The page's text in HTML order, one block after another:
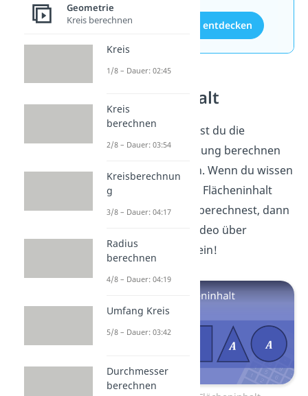
Aufgaben entdecken
Flächeninhalt
Super! Jetzt kannst du die
zentrische Streckung berechnen
und konstruieren. Wenn du wissen
willst, wie du den Flächeninhalt
anderer Figuren berechnest, dann
schau in unser Video über
Flächeninhalte
rein!
Geometrie
Kreis berechnen
Kreis
1/8 – Dauer: 02:45
Kreis
berechnen
2/8 – Dauer: 03:54
Kreisberechnun
g
3/8 – Dauer: 04:17
Radius
berechnen
4/8 – Dauer: 04:19
Umfang Kreis
5/8 – Dauer: 03:42
Durchmesser
berechnen